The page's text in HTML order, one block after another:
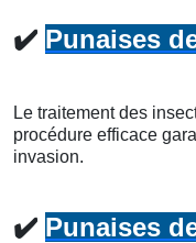
✔️ Punaises
Le traitement des
procédure efficace
invasion.
✔️ Punaises